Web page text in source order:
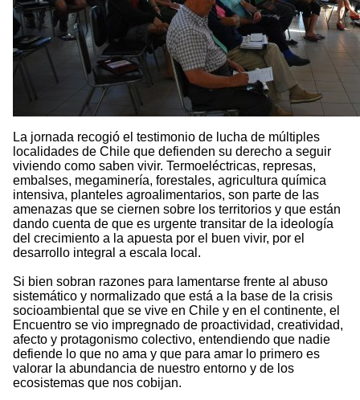
La jornada recogió el testimonio de lucha de múltiples
localidades de Chile que defienden su derecho a seguir
viviendo como saben vivir. Termoeléctricas, represas,
embalses, megaminería, forestales, agricultura química
intensiva, planteles agroalimentarios, son parte de las
amenazas que se ciernen sobre los territorios y que están
dando cuenta de que es urgente transitar de la ideología
del crecimiento a la apuesta por el buen vivir, por el
desarrollo integral a escala local.
Si bien sobran razones para lamentarse frente al abuso
sistemático y normalizado que está a la base de la crisis
socioambiental que se vive en Chile y en el continente, el
Encuentro se vio impregnado de proactividad, creatividad,
afecto y protagonismo colectivo, entendiendo que nadie
defiende lo que no ama y que para amar lo primero es
valorar la abundancia de nuestro entorno y de los
ecosistemas que nos cobijan.